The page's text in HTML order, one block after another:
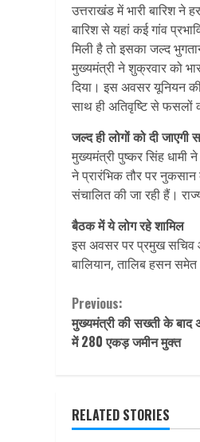
उत्तराखंड में भारी बारिश ने
बारिश से यहां कई गांव
मिली है तो इसका जल्द
मुख्यमंत्री ने शुक्रवार को
दिया। इस अवसर यूनियन
साथ ही अतिवृष्टि से फसलों
जल्द ही लोगों को दी जाएगी
मुख्यमंत्री पुष्कर सिंह
ने प्रारंभिक तौर पर
संचालित की जा रही हैं।
बैठक में ये लोग रहे शामिल
इस अवसर पर प्रमुख सचिव
बालियान, तालिब हसन
Continue
Reading
Previous:
मुख्यमंत्री की सख्ती के बाद
में 280 एकड़ जमीन मुक्त
RELATED STORIES